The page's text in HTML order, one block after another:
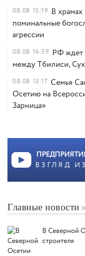
08.08 15:19 В
поминальные
агрессии
08.08 14:59 РФ ждет
между Тбилиси,
08.08 13:17 Семья
Осетию на
Зарница»
ВЗГЛЯД
Главные новости
В Северной
строителя